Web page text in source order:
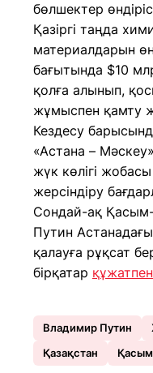
бөлшектер
Қазіргі таңда
материалдарын
бағытында $10
қолға алынып,
жұмыспен қамту
Кездесу
«Астана –
жүк көлігі
жерсіндіру
Сондай-ақ
Путин
қалауға рұқсат
бірқатар
Владимир Путин
Қазақстан